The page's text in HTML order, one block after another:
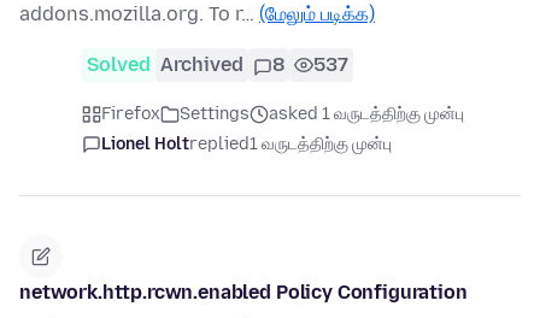
addons.mozilla.org. To r… (மேலும் படிக்க)
Solved Archived 8 537
Firefox Settings
asked 1 வருடத்திற்கு முன்பு
Lionel Holtreplied1 வருடத்திற்கு முன்பு
network.http.rcwn.enabled Policy Configuration